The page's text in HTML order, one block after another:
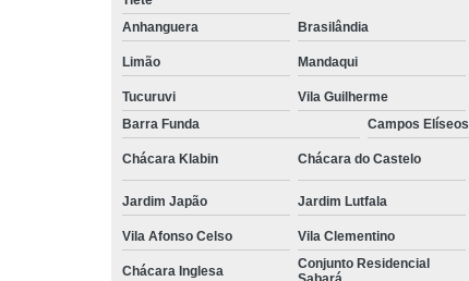
Anhanguera
Brasilândia
Limão Mandaqui
Tucuruvi Vila Guilherme
Barra Funda
Campos Elíseos
Chácara Klabin Chácara do Castelo
Jardim Japão Jardim Lutfala
Vila Afonso Celso Vila Clementino
Chácara Inglesa
Conjunto Residencial